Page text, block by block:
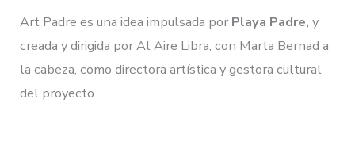
Art Padre es una idea impulsada porPlaya Padre,y
creada y dirigida por Al Aire Libra, con Marta Bernad a
la cabeza, como directora artística y gestora cultural
del proyecto.